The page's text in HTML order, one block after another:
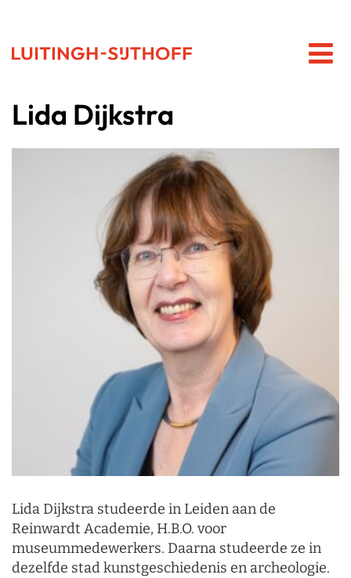
Lida Dijkstra
Lida Dijkstra studeerde in Leiden aan de
Reinwardt Academie, H.B.O. voor
museummedewerkers. Daarna studeerde ze in
dezelfde stad kunstgeschiedenis en archeologie.